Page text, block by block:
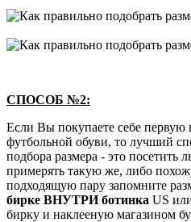
СПОСОБ №2:
Если Вы покупаете себе первую
футбольной обуви, то лучший
подбора размера - это посетить
примерять такую же, либо
подходящую пару запомните
бирке ВНУТРИ ботинка US
бирку и наклееную магазином